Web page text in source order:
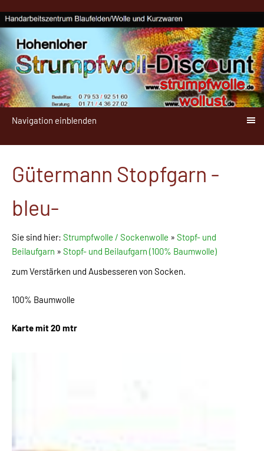
Navigation einblenden
Gütermann Stopfgarn -
bleu-
Sie sind hier: Strumpfwolle / Sockenwolle » Stopf- und
Beilaufgarn » Stopf- und Beilaufgarn (100% Baumwolle)
zum Verstärken und Ausbesseren von Socken.
100% Baumwolle
Karte mit 20 mtr